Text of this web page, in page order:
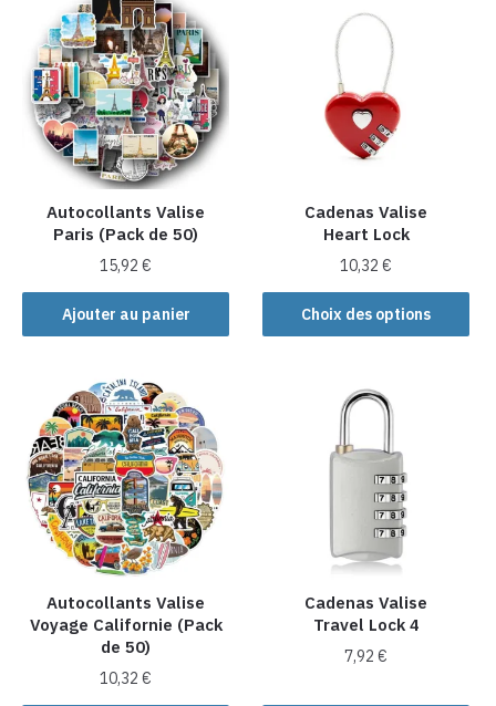
Autocollants Valise
Paris (Pack de 50)
15,92€
Ajouter au panier
Cadenas Valise
Heart Lock
10,32€
Choix des options
Ce
produit
plusieurs
variations.
Les
options
peuvent
être
choisies
sur
la
page
du
Autocollants Valise
Voyage Californie (Pack
de 50)
10,32€
Cadenas Valise
Travel Lock 4
7,92€